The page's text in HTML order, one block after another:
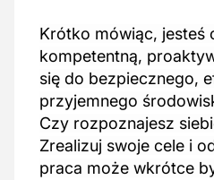
Krótko mówiąc, jesteś
kompetentną,
się do bezpiecznego,
przyjemnego
Czy rozpoznajesz
Zrealizuj swoje cele i
praca może wkrótce